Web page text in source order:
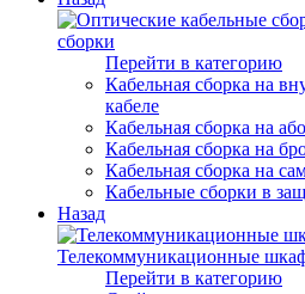
сборки
Перейти в категорию
Кабельная сборка на
кабеле
Кабельная сборка на
Кабельная сборка на
Кабельная сборка на
Кабельные сборки в
Назад
Телекоммуникационные
Перейти в категорию